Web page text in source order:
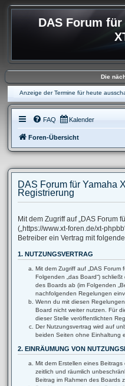
DAS Forum für
Die
Anzeige der Termine für heute
FAQ Kalender
Foren-Übersicht
DAS Forum für Yamaha
Registrierung
Mit dem Zugriff auf „DAS Forum
(„https://www.xt-foren.de/xt-
Betreiber ein Vertrag mit
1. NUTZUNGSVERTRAG
Mit dem Zugriff auf „DAS Forum
Folgenden „das Board“)
des Boards ab (im Folgenden
nachfolgenden Regelungen
Wenn du mit diesen
Board nicht weiter nutzen. Für
dieser Stelle veröffentlichten
Der Nutzungsvertrag wird auf
beiden Seiten ohne Einhaltung
2. EINRÄUMUNG VON
Mit dem Erstellen eines
zeitlich und räumlich
Beitrag im Rahmen des Boards